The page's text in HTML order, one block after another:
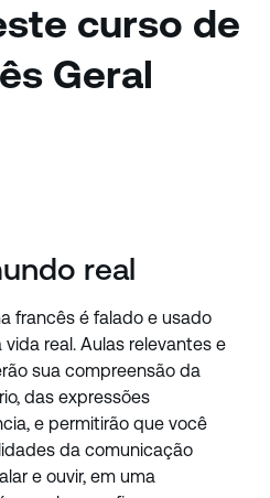
curso de
Geral
real
francês é falado e usado
real. Aulas relevantes e
sua compreensão da
das expressões
e permitirão que você
da comunicação
e ouvir, em uma